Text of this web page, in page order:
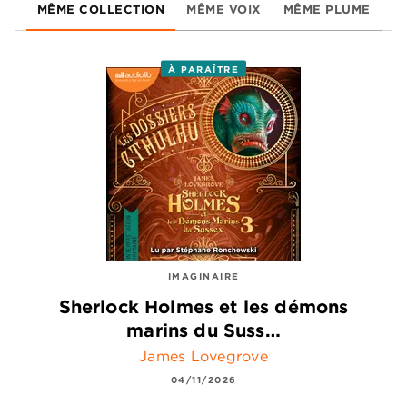
MÊME COLLECTION MÊME VOIX MÊME PLUME
À PARAÎTRE
IMAGINAIRE
Sherlock Holmes et les démons
marins du Suss…
James Lovegrove
04/11/2026